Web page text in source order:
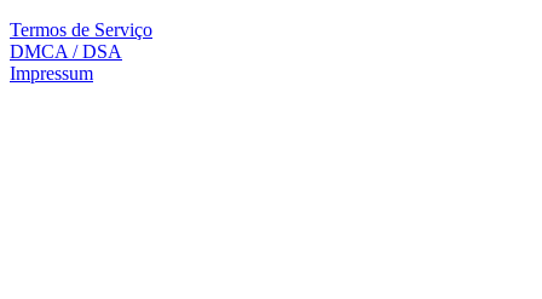
Termos de Serviço
DMCA / DSA
Impressum